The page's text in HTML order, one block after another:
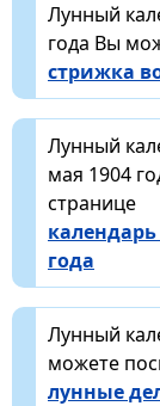
Лунный
года Вы
стрижка
Лунный
мая 1904
странице
года
Лунный
можете
лунные